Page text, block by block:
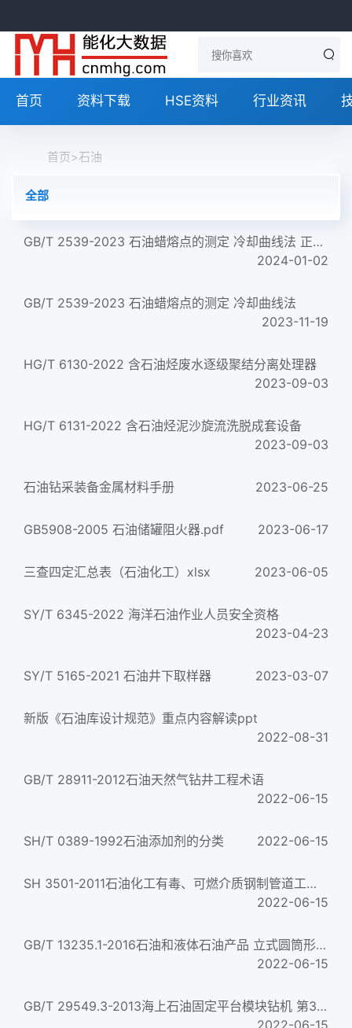
首页 资料下载 HSE资料 行业资讯
首页>石油
全部
GB/T 2539-2023 石油蜡熔点的测定 冷却曲线法 正式版
2024-01-02
GB/T 2539-2023 石油蜡熔点的测定 冷却曲线法
2023-11-19
HG/T 6130-2022 含石油烃废水逐级聚结分离处理器
2023-09-03
HG/T 6131-2022 含石油烃泥沙旋流洗脱成套设备
2023-09-03
石油钻采装备金属材料手册 2023-06-25
GB5908-2005 石油储罐阻火器.pdf 2023-06-17
三查四定汇总表（石油化工）xlsx 2023-06-05
SY/T 6345-2022 海洋石油作业人员安全资格
2023-04-23
SY/T 5165-2021 石油井下取样器 2023-03-07
新版《石油库设计规范》重点内容解读ppt
2022-08-31
GB/T 28911-2012石油天然气钻井工程术语
2022-06-15
SH/T 0389-1992石油添加剂的分类 2022-06-15
SH 3501-2011石油化工有毒、可燃介质钢制管道工程 施工及验收规范
2022-06-15
GB/T 13235.1-2016石油和液体石油产品 立式圆筒形油罐容积标定 第1部分:围尺法
2022-06-15
GB/T 29549.3-2013海上石油固定平台模块钻机 第3部分：海上安装、调试与验收
2022-06-15